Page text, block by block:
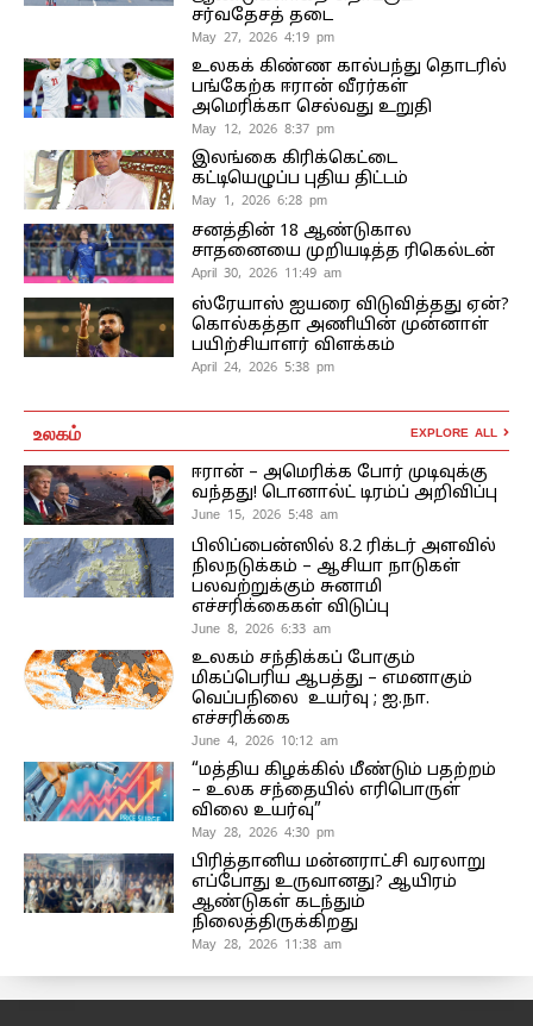
சர்வதேசத் தடை
May 27, 2026 4:19 pm
உலகக் கிண்ண கால்பந்து தொடரில்
பங்கேற்க ஈரான் வீரர்கள்
அமெரிக்கா செல்வது உறுதி
May 12, 2026 8:37 pm
இலங்கை கிரிக்கெட்டை
கட்டியெழுப்ப புதிய திட்டம்
May 1, 2026 6:28 pm
சனத்தின் 18 ஆண்டுகால
சாதனையை முறியடித்த ரிகெல்டன்
April 30, 2026 11:49 am
ஸ்ரேயாஸ் ஐயரை விடுவித்தது ஏன்?
கொல்கத்தா அணியின் முன்னாள்
பயிற்சியாளர் விளக்கம்
April 24, 2026 5:38 pm
உலகம் EXPLORE ALL
ஈரான் – அமெரிக்க போர் முடிவுக்கு
வந்தது! டொனால்ட் டிரம்ப் அறிவிப்பு
June 15, 2026 5:48 am
பிலிப்பைன்ஸில் 8.2 ரிக்டர் அளவில்
நிலநடுக்கம் – ஆசியா நாடுகள்
பலவற்றுக்கும் சுனாமி
எச்சரிக்கைகள் விடுப்பு
June 8, 2026 6:33 am
உலகம் சந்திக்கப் போகும்
மிகப்பெரிய ஆபத்து – எமனாகும்
வெப்பநிலை உயர்வு ; ஐ.நா.
எச்சரிக்கை
June 4, 2026 10:12 am
“மத்திய கிழக்கில் மீண்டும் பதற்றம்
– உலக சந்தையில் எரிபொருள்
விலை உயர்வு”
May 28, 2026 4:30 pm
பிரித்தானிய மன்னராட்சி வரலாறு
எப்போது உருவானது? ஆயிரம்
ஆண்டுகள் கடந்தும்
நிலைத்திருக்கிறது
May 28, 2026 11:38 am